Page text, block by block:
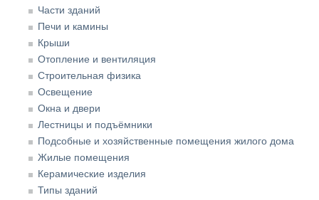
Части зданий
Печи и камины
Крыши
Отопление и вентиляция
Строительная физика
Освещение
Окна и двери
Лестницы и подъёмники
Подсобные и хозяйственные помещения жилого дома
Жилые помещения
Керамические изделия
Типы зданий